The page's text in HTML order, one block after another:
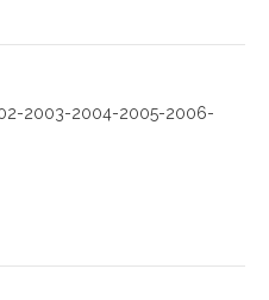
2003-2004-2005-2006-